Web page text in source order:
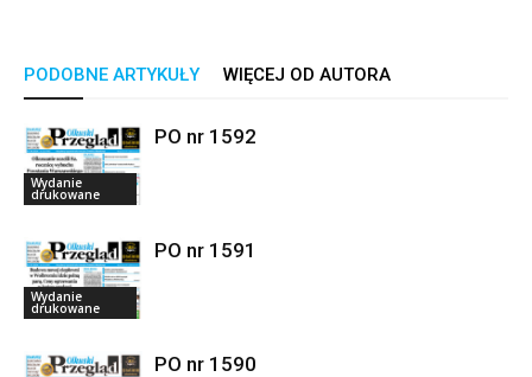
PODOBNE ARTYKUŁY WIĘCEJ OD AUTORA
Wydanie
drukowane
PO nr 1592
Wydanie
drukowane
PO nr 1591
PO nr 1590